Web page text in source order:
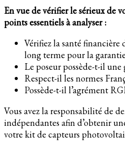
En vue de vérifier le sérieux de
points essentiels à analyser :
Vérifiez la santé
long terme pour la
Le poseur possède-t-il
Respect-il les normes
Possède-t-il l’agrément
Vous avez la responsabilité de
indépendantes afin d’obtenir
votre kit de capteurs